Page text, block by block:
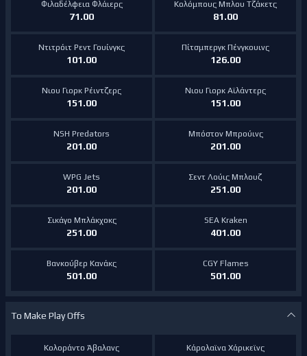
Φιλαδέλφεια Φλάιερς
71.00
Κολόμπους Μπλου Τζάκετς
81.00
Ντιτρόιτ Ρεντ Γουίνγκς
101.00
Πίτσμπεργκ Πένγκουινς
126.00
Νιου Γιορκ Ρέιντζερς
151.00
Νιου Γιορκ Αϊλάντερς
151.00
NSH Predators
201.00
Μπόστον Μπρούινς
201.00
WPG Jets
201.00
Σεντ Λούις Μπλουζ
251.00
Σικάγο Μπλάκχοκς
251.00
SEA Kraken
401.00
Βανκούβερ Κανάκς
501.00
CGY Flames
501.00
To Make Play Offs
Κολοράντο Άβαλανς Κάρολαϊνα Χάρικεϊνς